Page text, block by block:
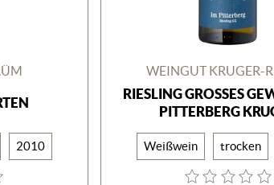
2010
WEINGUT KRUGER-
RIESLING GROSSES
ITTERBERG
Weißwein trocken